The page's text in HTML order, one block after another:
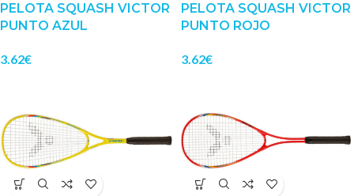
PELOTA SQUASH VICTOR
PUNTO AZUL
3.62€
PELOTA SQUASH VICTOR
PUNTO ROJO
3.62€